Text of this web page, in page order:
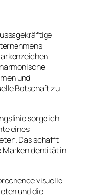
und
Botschaft zu
sorge ich
eines
Das schafft
Markenidentität in
visuelle
und die